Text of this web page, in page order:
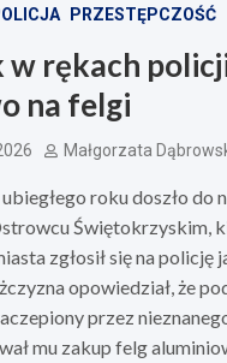
PRZESTĘPCZOŚĆ
rękach
na felgi
Małgorzata
roku doszło do
Świętokrzyskim,
zgłosił się na policję
opowiedział, że
przez
mu zakup felg